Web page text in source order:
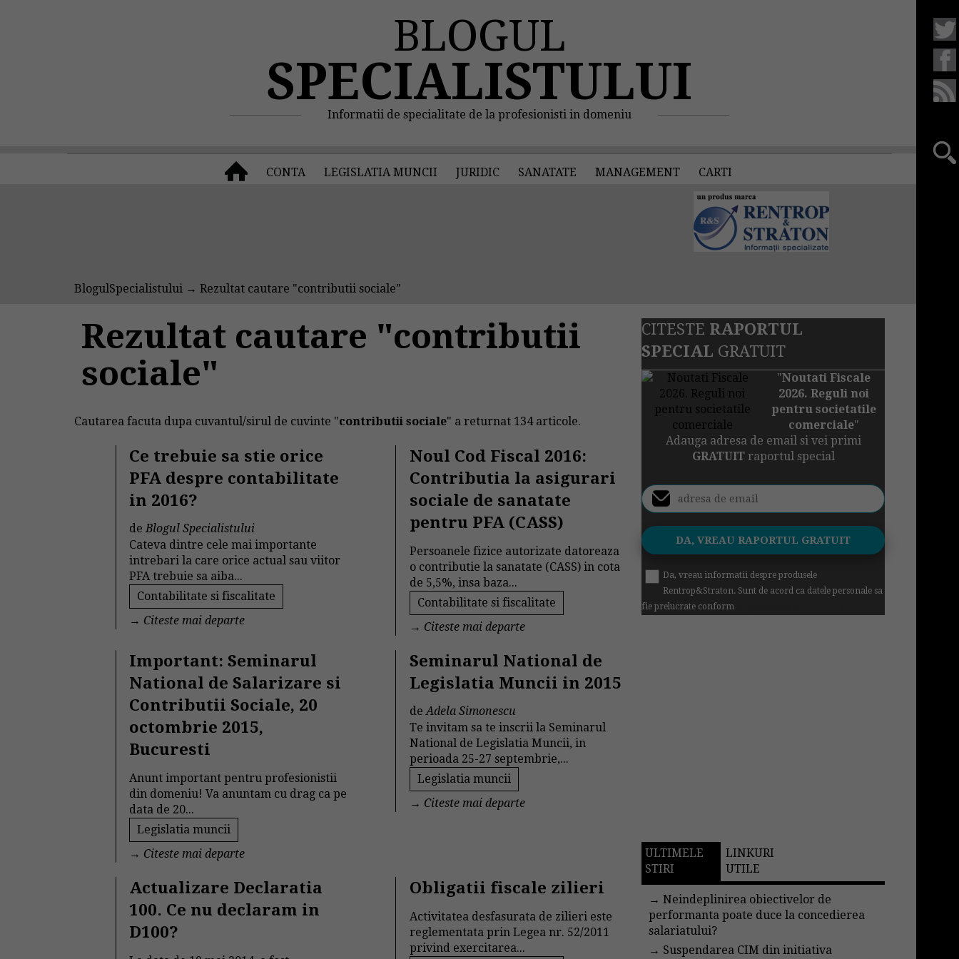
BLOGUL
SPECIALISTULUI
Informatii de specialitate de la profesionisti in domeniu
CONTA LEGISLATIA MUNCII JURIDIC SANATATE MANAGEMENT CARTI
BlogulSpecialistului → Rezultat cautare "contributii sociale"
Rezultat cautare "contributii
sociale"
Cautarea facuta dupa cuvantul/sirul de cuvinte "contributii sociale" a returnat 134 articole.
Ce trebuie sa stie orice
PFA despre contabilitate
in 2016?
deBlogul Specialistului
Cateva dintre cele mai importante
intrebari la care orice actual sau viitor
PFA trebuie sa aiba...
Contabilitate si fiscalitate
→ Citeste mai departe
Noul Cod Fiscal 2016:
Contributia la asigurari
sociale de sanatate
pentru PFA (CASS)
Persoanele fizice autorizate datoreaza
o contributie la sanatate (CASS) in cota
de 5,5%, insa baza...
Contabilitate si fiscalitate
→ Citeste mai departe
Important: Seminarul
National de Salarizare si
Contributii Sociale, 20
octombrie 2015,
Bucuresti
Anunt important pentru profesionistii
din domeniu! Va anuntam cu drag ca pe
data de 20...
Legislatia muncii
→ Citeste mai departe
Seminarul National de
Legislatia Muncii in 2015
deAdela Simonescu
Te invitam sa te inscrii la Seminarul
National de Legislatia Muncii, in
perioada 25-27 septembrie,...
Legislatia muncii
→ Citeste mai departe
Actualizare Declaratia
100. Ce nu declaram in
D100?
Obligatii fiscale zilieri
Activitatea desfasurata de zilieri este
reglementata prin Legea nr. 52/2011
privind exercitarea...
CITESTE RAPORTUL
SPECIAL GRATUIT
"Noutati Fiscale
2026. Reguli noi
pentru societatile
comerciale"
Adauga adresa de email si vei primi
GRATUITraportul special
Da, vreau informatii despre produsele
Rentrop&Straton. Sunt de acord ca datele personale sa
fie prelucrate conform
ULTIMELE
STIRI
LINKURI
UTILE
→Neindeplinirea obiectivelor de
performanta poate duce la concedierea
salariatului?
→ Suspendarea CIM din initiativa